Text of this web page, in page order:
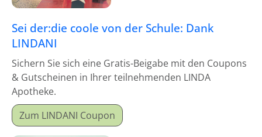
Sei der:die coole von der Schule: Dank
LINDANI
Sichern Sie sich eine Gratis-Beigabe mit den Coupons
& Gutscheinen in Ihrer teilnehmenden LINDA
Apotheke.
Zum LINDANI Coupon